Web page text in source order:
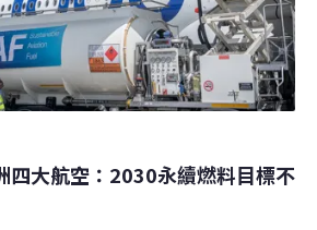
四大航空：2030永續燃料目標不